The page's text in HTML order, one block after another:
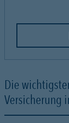
Die
Versicherung